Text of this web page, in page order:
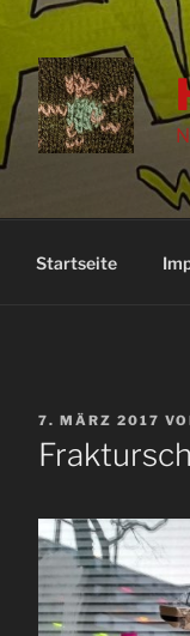
Startseite
AM
7. MÄRZ 2017